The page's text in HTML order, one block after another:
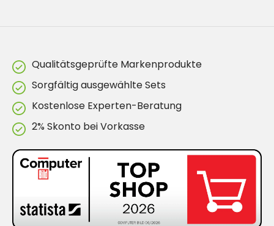
Qualitätsgeprüfte Markenprodukte
Sorgfältig ausgewählte Sets
Kostenlose Experten-Beratung
2% Skonto bei Vorkasse